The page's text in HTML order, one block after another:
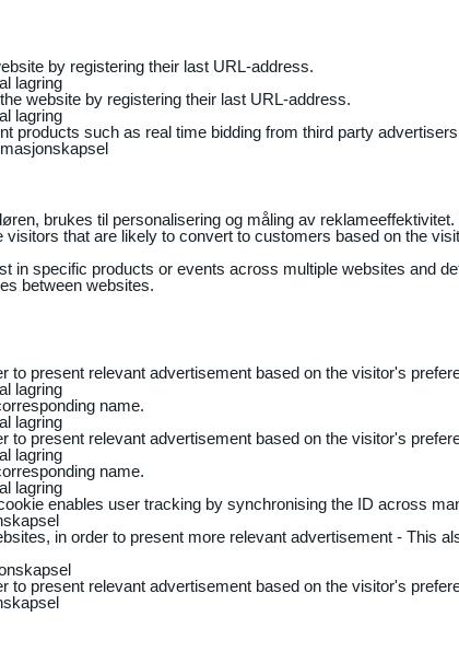
by registering their last URL-address.
lagring
website by registering their last URL-address.
lagring
products such as real time bidding from third party
brukes til personalisering og måling av
visitors that are likely to convert to customers based on the
in specific products or events across multiple websites and
between websites.
to present relevant advertisement based on the visitor's
lagring
name.
lagring
to present relevant advertisement based on the visitor's
lagring
name.
lagring
enables user tracking by synchronising the ID across
in order to present more relevant advertisement - This
to present relevant advertisement based on the visitor's